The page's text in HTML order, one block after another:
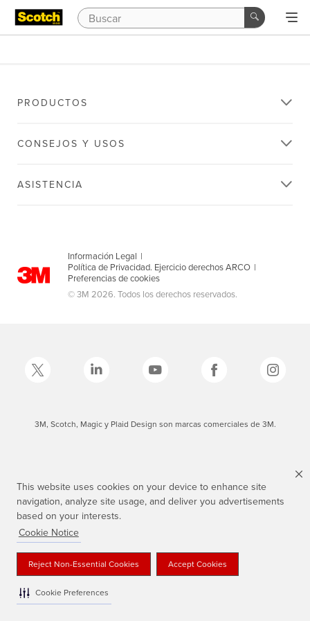
This website uses cookies on your device to enhance site
navigation, analyze site usage, and deliver you advertisements
based on your interests.
Cookie Notice
Reject Non-Essential Cookies Accept Cookies
Cookie Preferences
PRODUCTOS
CONSEJOS Y USOS
ASISTENCIA
Información Legal |
Política de Privacidad. Ejercicio derechos ARCO |
Preferencias de cookies
© 3M 2026. Todos los derechos reservados.
3M, Scotch, Magic y Plaid Design son marcas comerciales de 3M.